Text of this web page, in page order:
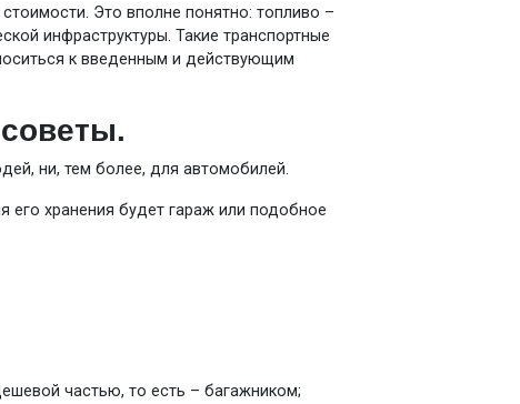
Это вполне понятно: топливо –
инфраструктуры. Такие транспортные
к введенным и действующим
ни, тем более, для автомобилей.
хранения будет гараж или подобное
частью, то есть – багажником;